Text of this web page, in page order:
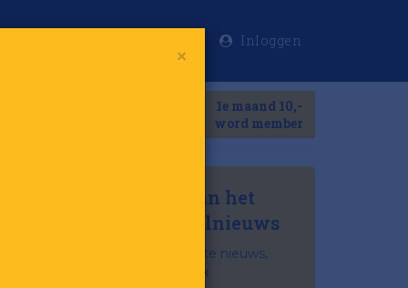
Inloggen
1e maand 10,-
word member
Mis niets van het
laatste retailnieuws
Het belangrijkste nieuws,
gratis in je inbox
×